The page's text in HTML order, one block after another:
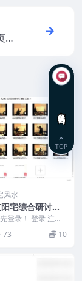
风水
宅综合研讨课
登录！ 登录 注册
宅综合研讨课程 20
73 10
TOP